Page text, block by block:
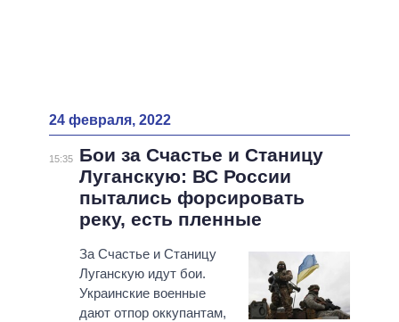
24 февраля, 2022
15:35
Бои за Счастье и Станицу
Луганскую: ВС России
пытались форсировать
реку, есть пленные
За Счастье и Станицу
Луганскую идут бои.
Украинские военные
дают отпор оккупантам,